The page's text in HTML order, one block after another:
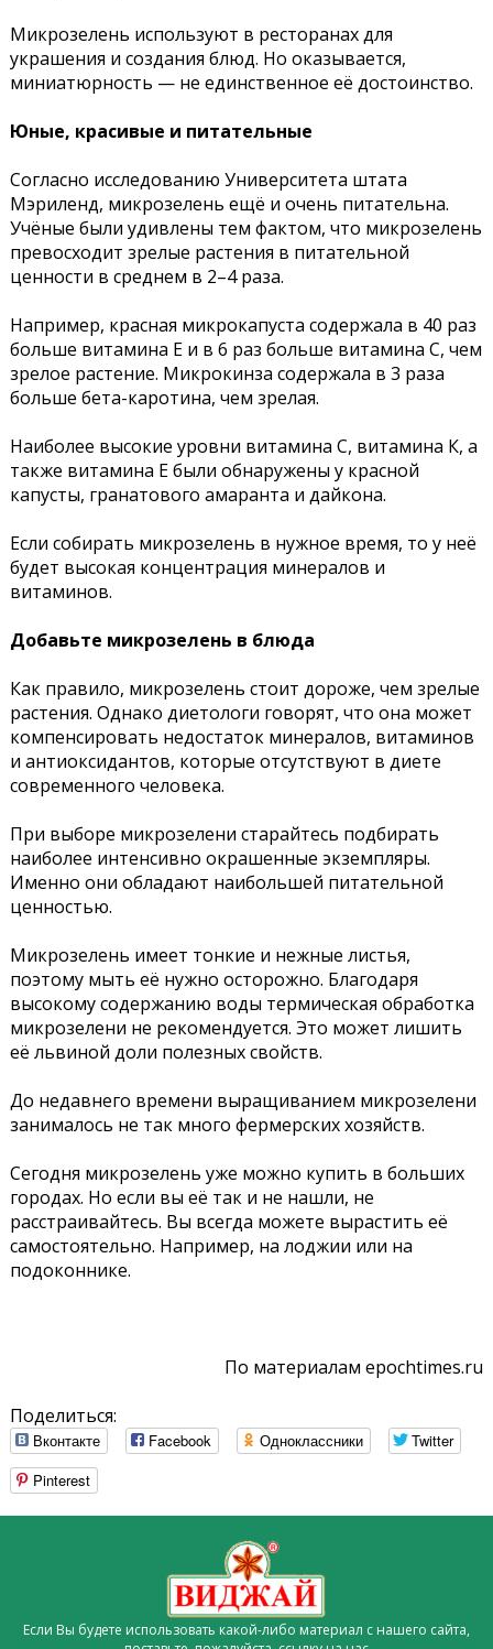
Микрозелень используют в ресторанах для
украшения и создания блюд. Но оказывается,
миниатюрность — не единственное её достоинство.
Юные, красивые и питательные
Согласно исследованию Университета штата
Мэриленд, микрозелень ещё и очень питательна.
Учёные были удивлены тем фактом, что микрозелень
превосходит зрелые растения в питательной
ценности в среднем в 2–4 раза.
Например, красная микрокапуста содержала в 40 раз
больше витамина Е и в 6 раз больше витамина С, чем
зрелое растение. Микрокинза содержала в 3 раза
больше бета-каротина, чем зрелая.
Наиболее высокие уровни витамина С, витамина К, а
также витамина Е были обнаружены у красной
капусты, гранатового амаранта и дайкона.
Если собирать микрозелень в нужное время, то у неё
будет высокая концентрация минералов и
витаминов.
Добавьте микрозелень в блюда
Как правило, микрозелень стоит дороже, чем зрелые
растения. Однако диетологи говорят, что она может
компенсировать недостаток минералов, витаминов
и антиоксидантов, которые отсутствуют в диете
современного человека.
При выборе микрозелени старайтесь подбирать
наиболее интенсивно окрашенные экземпляры.
Именно они обладают наибольшей питательной
ценностью.
Микрозелень имеет тонкие и нежные листья,
поэтому мыть её нужно осторожно. Благодаря
высокому содержанию воды термическая обработка
микрозелени не рекомендуется. Это может лишить
её львиной доли полезных свойств.
До недавнего времени выращиванием микрозелени
занималось не так много фермерских хозяйств.
Сегодня микрозелень уже можно купить в больших
городах. Но если вы её так и не нашли, не
расстраивайтесь. Вы всегда можете вырастить её
самостоятельно. Например, на лоджии или на
подоконнике.
По материалам epochtimes.ru
Поделиться:
Вконтакте Facebook Одноклассники
Twitter
Pinterest
Если Вы будете использовать какой-либо материал с нашего сайта,